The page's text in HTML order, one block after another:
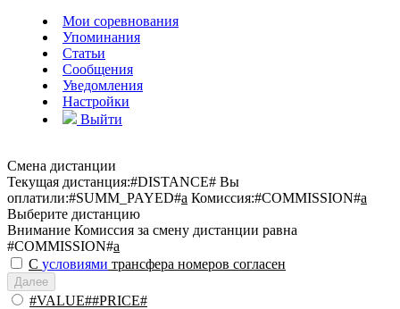
Мои соревнования
Упоминания
Статьи
Сообщения
Уведомления
Настройки
Выйти
Смена дистанции
Текущая дистанция:#DISTANCE# Вы
оплатили:#SUMM_PAYED#a Комиссия:#COMMISSION#a
Выберите дистанцию
Внимание Комиссия за смену дистанции равна
#COMMISSION#a
С условиями трансфера номеров согласен
Далее
#VALUE##PRICE#